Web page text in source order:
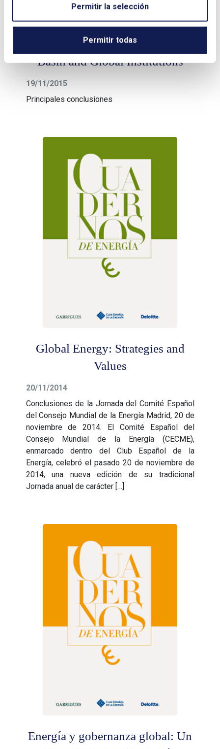
Permitir la selección
Permitir todas
Governing Energy: The Atlantic
Basin and Global Institutions
19/11/2015
Principales conclusiones
Global Energy: Strategies and
Values
20/11/2014
Conclusiones de la Jornada del Comité Español
del Consejo Mundial de la Energía Madrid, 20 de
noviembre de 2014. El Comité Español del
Consejo Mundial de la Energía (CECME),
enmarcado dentro del Club Español de la
Energía, celebró el pasado 20 de noviembre de
2014, una nueva edición de su tradicional
Jornada anual de carácter […]
Energía y gobernanza global: Un